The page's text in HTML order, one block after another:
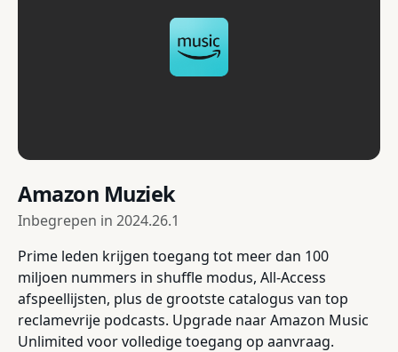
Amazon Muziek
Inbegrepen in 2024.26.1
Prime leden krijgen toegang tot meer dan 100
miljoen nummers in shuffle modus, All-Access
afspeellijsten, plus de grootste catalogus van top
reclamevrije podcasts. Upgrade naar Amazon Music
Unlimited voor volledige toegang op aanvraag.